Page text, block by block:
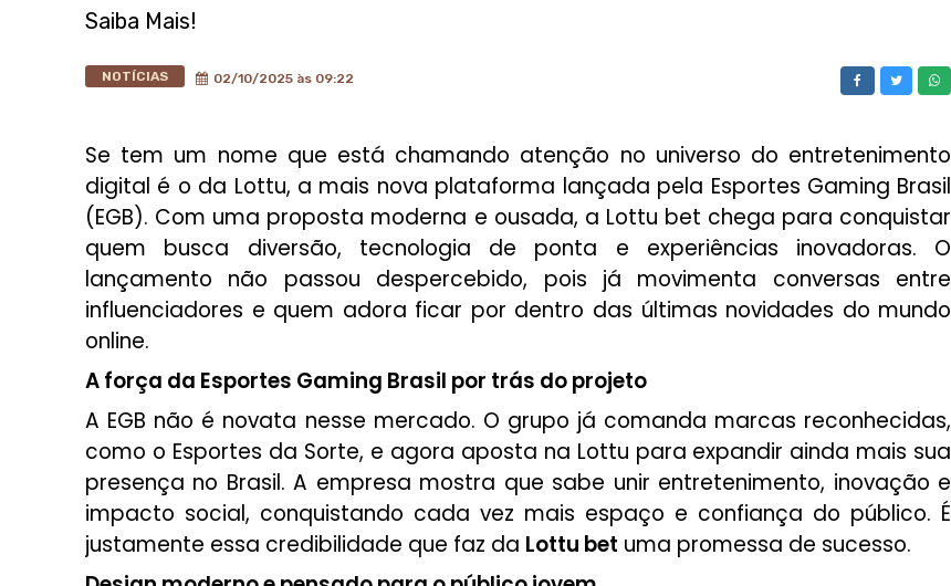
Saiba Mais!
NOTÍCIAS 02/10/2025 às 09:22
Se tem um nome que está chamando atenção no universo do entretenimento
digital é o da Lottu, a mais nova plataforma lançada pela Esportes Gaming Brasil
(EGB). Com uma proposta moderna e ousada, a Lottu bet chega para conquistar
quem busca diversão, tecnologia de ponta e experiências inovadoras. O
lançamento não passou despercebido, pois já movimenta conversas entre
influenciadores e quem adora ficar por dentro das últimas novidades do mundo
online.
A força da Esportes Gaming Brasil por trás do projeto
A EGB não é novata nesse mercado. O grupo já comanda marcas reconhecidas,
como o Esportes da Sorte, e agora aposta na Lottu para expandir ainda mais sua
presença no Brasil. A empresa mostra que sabe unir entretenimento, inovação e
impacto social, conquistando cada vez mais espaço e confiança do público. É
justamente essa credibilidade que faz da Lottu bet uma promessa de sucesso.